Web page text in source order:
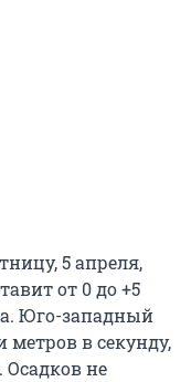
5 апреля,
от 0 до +5
Юго-западный
метров в секунду,
не